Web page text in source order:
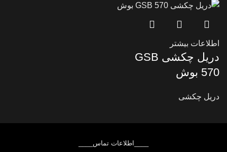
اطلاعات بیشتر
دریل چکشی GSB
570 بوش
دریل چکشی
____اطلاعات تماس____